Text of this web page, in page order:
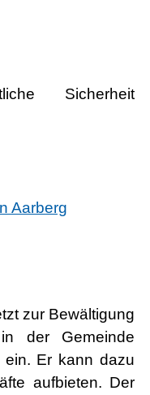
Sicherheit
Aarberg
zur Bewältigung
der Gemeinde
ein. Er kann dazu
aufbieten. Der